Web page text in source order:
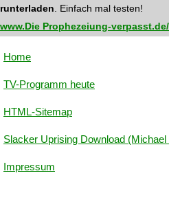
runterladen . Einfach mal testen!
www.Die Prophezeiung-
Home
TV-Programm heute
HTML-Sitemap
Slacker Uprising Download (Michael
Impressum